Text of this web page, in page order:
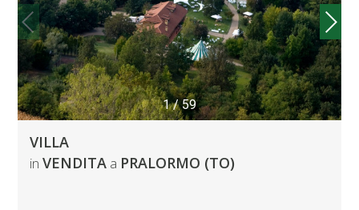
1/59
VILLA
in VENDITAa PRALORMO (TO)